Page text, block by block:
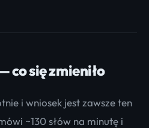
co się zmieniło
i wniosek jest zawsze ten
~130 słów na minutę i